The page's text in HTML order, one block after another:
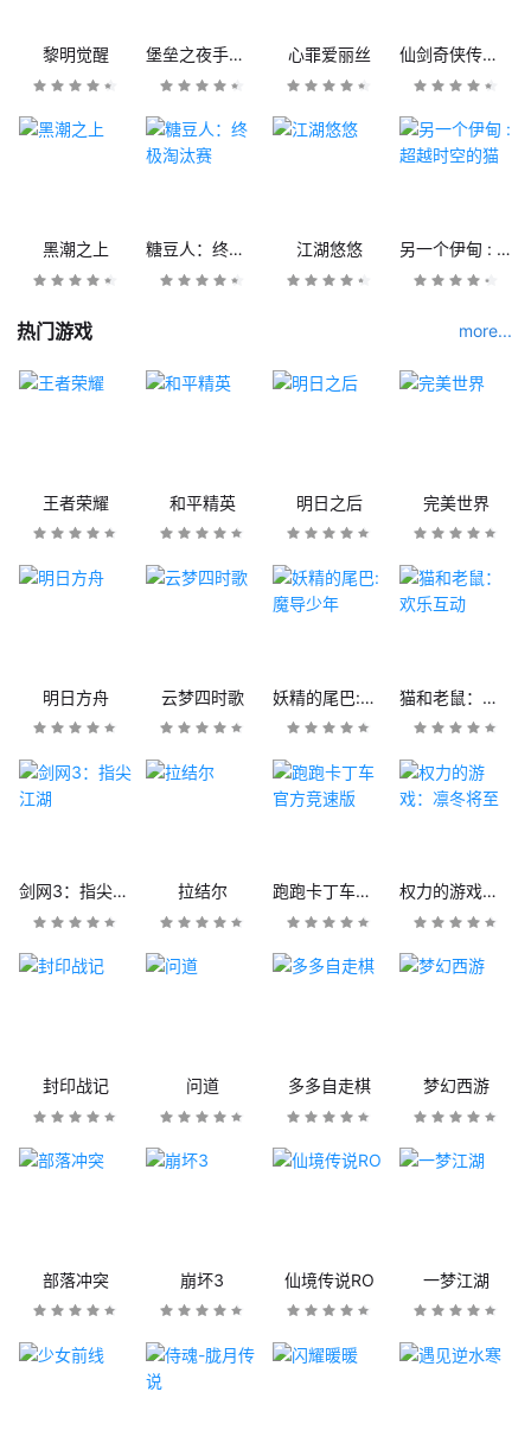
黎明觉醒 堡垒之夜手机版 心罪爱丽丝 仙剑奇侠传九野
黑潮之上 糖豆人：终极淘汰赛 江湖悠悠 另一个伊甸 : 超越时空的猫
热门游戏 more...
王者荣耀 和平精英 明日之后 完美世界
明日方舟 云梦四时歌 妖精的尾巴:魔导少年 猫和老鼠：欢乐互动
剑网3：指尖江湖 拉结尔 跑跑卡丁车官方竞速版 权力的游戏：凛冬将至
封印战记 问道 多多自走棋 梦幻西游
部落冲突 崩坏3 仙境传说RO 一梦江湖